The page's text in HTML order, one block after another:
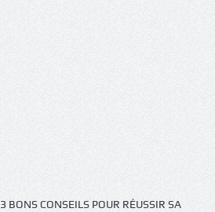
3 BONS CONSEILS POUR RÉUSSIR SA